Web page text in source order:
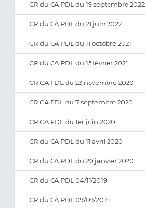
CR du CA PDL du 19 septembre 2022
CR du CA PDL du 21 juin 2022
CR du CA PDL du 11 octobre 2021
CR du CA PDL du 15 février 2021
CR CA PDL du 23 novembre 2020
CR CA PDL du 7 septembre 2020
CR CA PDL du 1er juin 2020
CR du CA PDL du 11 avril 2020
CR du CA PDL du 20 janvier 2020
CR du CA PDL 04/11/2019
CR du CA PDL 09/09/2019